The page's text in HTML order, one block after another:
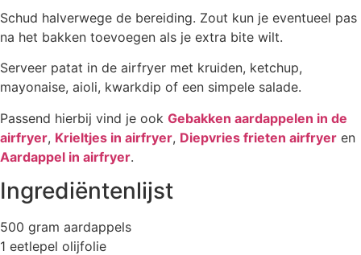
Schud halverwege de bereiding. Zout kun je eventueel pas
na het bakken toevoegen als je extra bite wilt.
Serveer patat in de airfryer met kruiden, ketchup,
mayonaise, aioli, kwarkdip of een simpele salade.
Passend hierbij vind je ook Gebakken aardappelen in de
airfryer, Krieltjes in airfryer, Diepvries frieten airfryer en
Aardappel in airfryer.
Ingrediëntenlijst
500 gram aardappels
1 eetlepel olijfolie